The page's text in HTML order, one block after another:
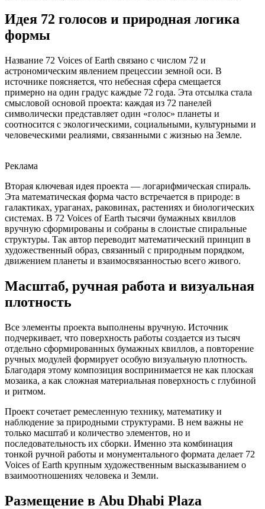
Идея 72 голосов и природная логика
формы
Название 72 Voices of Earth связано с числом 72 и
астрономическим явлением прецессии земной оси. В
источнике поясняется, что небесная сфера смещается
примерно на один градус каждые 72 года. Эта отсылка стала
смысловой основой проекта: каждая из 72 панелей
символически представляет один «голос» планеты и
соотносится с экологическими, социальными, культурными и
человеческими реалиями, связанными с жизнью на Земле.
Реклама
Вторая ключевая идея проекта — логарифмическая спираль.
Эта математическая форма часто встречается в природе: в
галактиках, ураганах, раковинах, растениях и биологических
системах. В 72 Voices of Earth тысячи бумажных квиллов
вручную сформированы и собраны в слоистые спиральные
структуры. Так автор переводит математический принцип в
художественный образ, связанный с природным порядком,
движением планеты и взаимосвязанностью всего живого.
Масштаб, ручная работа и визуальная
плотность
Все элементы проекта выполнены вручную. Источник
подчеркивает, что поверхность работы создается из тысяч
отдельно сформированных бумажных квиллов, а повторение
ручных модулей формирует особую визуальную плотность.
Благодаря этому композиция воспринимается не как плоская
мозаика, а как сложная материальная поверхность с глубиной
и ритмом.
Проект сочетает ремесленную технику, математику и
наблюдение за природными структурами. В нем важны не
только масштаб и количество элементов, но и
последовательность их сборки. Именно эта комбинация
тонкой ручной работы и монументального формата делает 72
Voices of Earth крупным художественным высказыванием о
взаимоотношениях человека и Земли.
Размещение в Abu Dhabi Plaza